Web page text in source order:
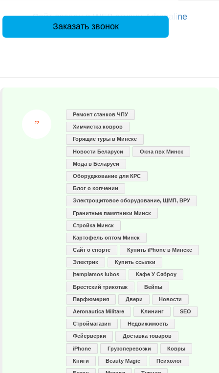
Заказать звонок
Сайт создан в WEB студии Adrenaline
Ремонт станков ЧПУ
Химчистка ковров
Горящие туры в Минске
Новости Беларуси Окна пвх Минск
Мода в Беларуси
Оборуджование для КРС
Блог о копчении
Электрощитовое оборудование, ЩМП, ВРУ
Гранитные памятники Минск
Стройка Минск
Картофель оптом Минск
Сайт о спорте Купить iPhone в Минске
Электрик Купить ссылки
Įtempiamos lubos Кафе У Сяброу
Брестский трикотаж Вейпы
Парфюмерия Двери Новости
Aeronautica Militare Клининг SEO
Строймагазин Недвижимость
Фейерверки Доставка товаров
iPhone Грузоперевозки Ковры
Книги Beauty Magic Психолог